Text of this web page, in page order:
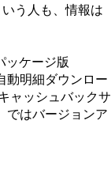
う人も、情報は
ッケージ版
動明細ダウンロー
ャッシュバックサ
ではバージョンア